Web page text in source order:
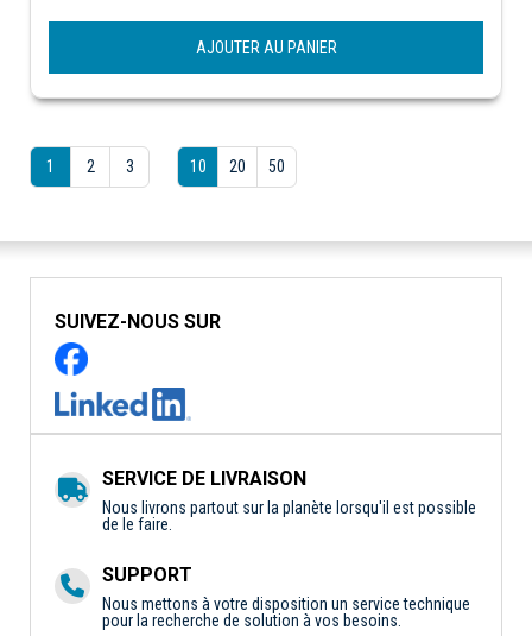
AJOUTER AU PANIER
1 2 3 10 20 50
SUIVEZ-NOUS SUR
SERVICE DE LIVRAISON
Nous livrons partout sur la planète lorsqu'il est possible
de le faire.
SUPPORT
Nous mettons à votre disposition un service technique
pour la recherche de solution à vos besoins.